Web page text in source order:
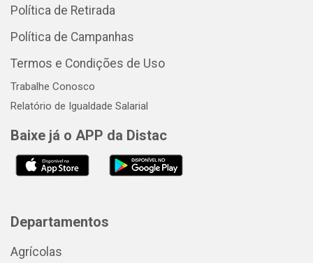
Política de Retirada
Política de Campanhas
Termos e Condições de Uso
Trabalhe Conosco
Relatório de Igualdade Salarial
Baixe já o APP da Distac
Departamentos
Agrícolas